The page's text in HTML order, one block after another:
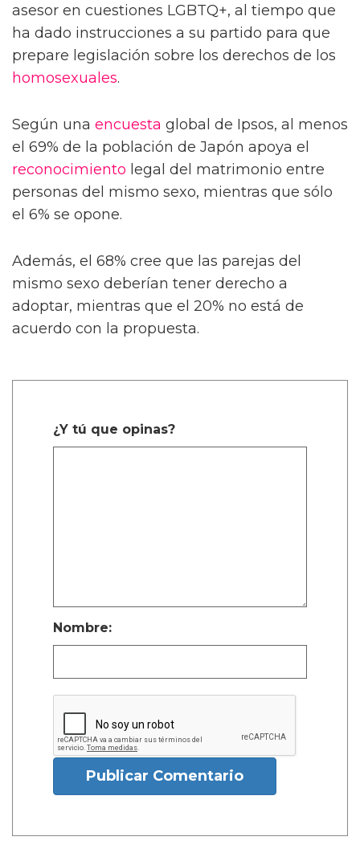
asesor en cuestiones LGBTQ+, al tiempo que
ha dado instrucciones a su partido para que
prepare legislación sobre los derechos de los
homosexuales.
Según una encuesta global de Ipsos, al menos
el 69% de la población de Japón apoya el
reconocimiento legal del matrimonio entre
personas del mismo sexo, mientras que sólo
el 6% se opone.
Además, el 68% cree que las parejas del
mismo sexo deberían tener derecho a
adoptar, mientras que el 20% no está de
acuerdo con la propuesta.
¿Y tú que opinas?
Nombre:
Publicar Comentario